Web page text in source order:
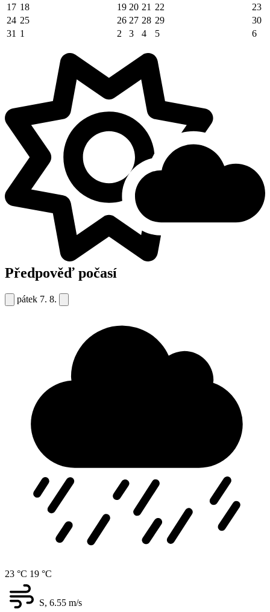
17 18 19 20 21 22
23
24 25 26 27 28 29
30
31 1 2 3 4 5 6
Předpověď počasí
pátek 7. 8.
23 °C 19 °C
S, 6.55 m/s